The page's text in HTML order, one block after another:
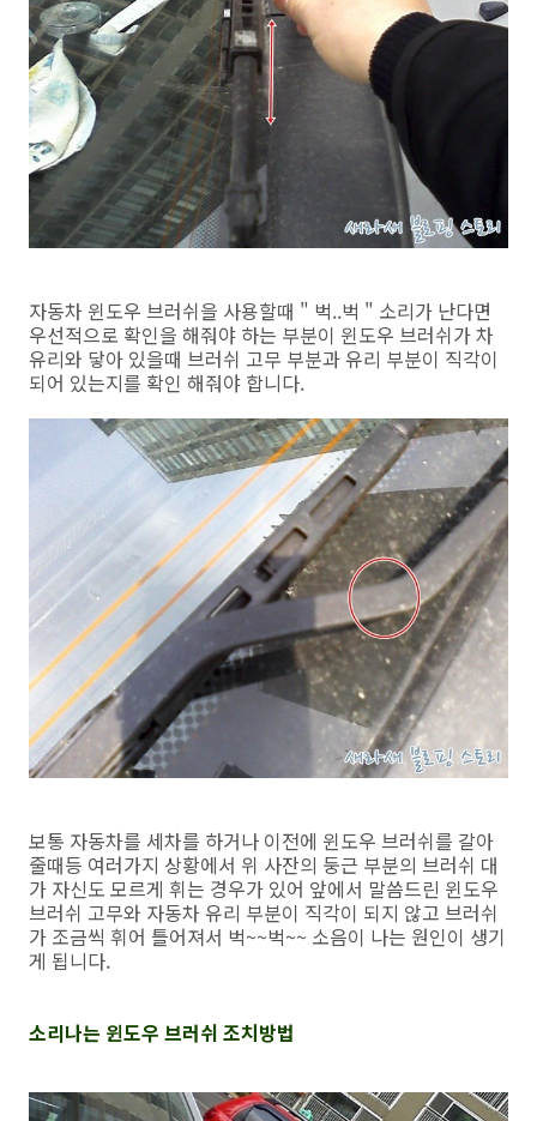
자동차 윈도우 브러쉬을 사용할때 " 벅..벅 " 소리가 난다면
우선적으로 확인을 해줘야 하는 부분이 윈도우 브러쉬가 차
유리와 닿아 있을때 브러쉬 고무 부분과 유리 부분이 직각이
되어 있는지를 확인 해줘야 합니다.
보통 자동차를 세차를 하거나 이전에 윈도우 브러쉬를 갈아
줄때등 여러가지 상황에서 위 사잔의 둥근 부분의 브러쉬 대
가 자신도 모르게 휘는 경우가 있어 앞에서 말씀드린 윈도우
브러쉬 고무와 자동차 유리 부분이 직각이 되지 않고 브러쉬
가 조금씩 휘어 틀어져서 벅~~벅~~ 소음이 나는 원인이 생기
게 됩니다.
소리나는 윈도우 브러쉬 조치방법